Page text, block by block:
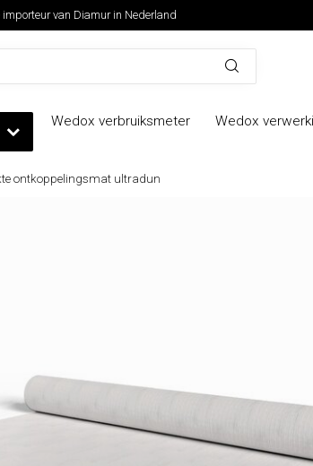
importeur van Diamur in Nederland
Wedox verbruiksmeter Wedox
ontkoppelingsmat ultradun